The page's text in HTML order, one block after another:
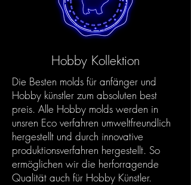
Hobby Kollektion
Die Besten molds für anfänger und
Hobby künstler zum absoluten best
preis. Alle Hobby molds werden in
unsren Eco verfahren umweltfreundlich
hergestellt und durch innovative
produktionsverfahren hergestellt. So
ermöglichen wir die herforragende
Qualität auch für Hobby Künstler.